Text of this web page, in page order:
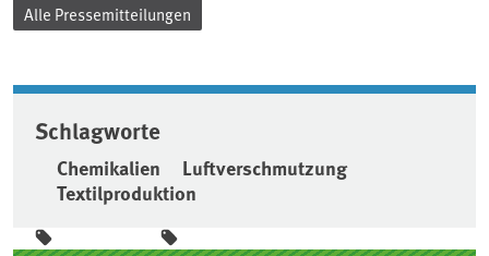
Alle Pressemitteilungen
Schlagworte
Chemikalien
Luftverschmutzung
Textilproduktion